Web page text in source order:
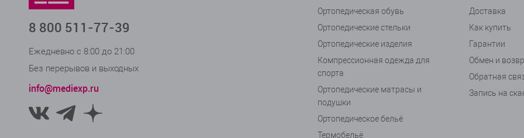
8 800 511-77-39
Ежедневно с 8:00 до 21:00
Без перерывов и выходных
info@mediexp.ru
Ортопедическая обувь
Ортопедические стельки
Ортопедические изделия
Компрессионная одежда для
спорта
Ортопедические матрасы и
подушки
Ортопедическое бельё
Термобельё
Доставка
Как купить
Гарантии
Обмен и
Обратная
Запись на